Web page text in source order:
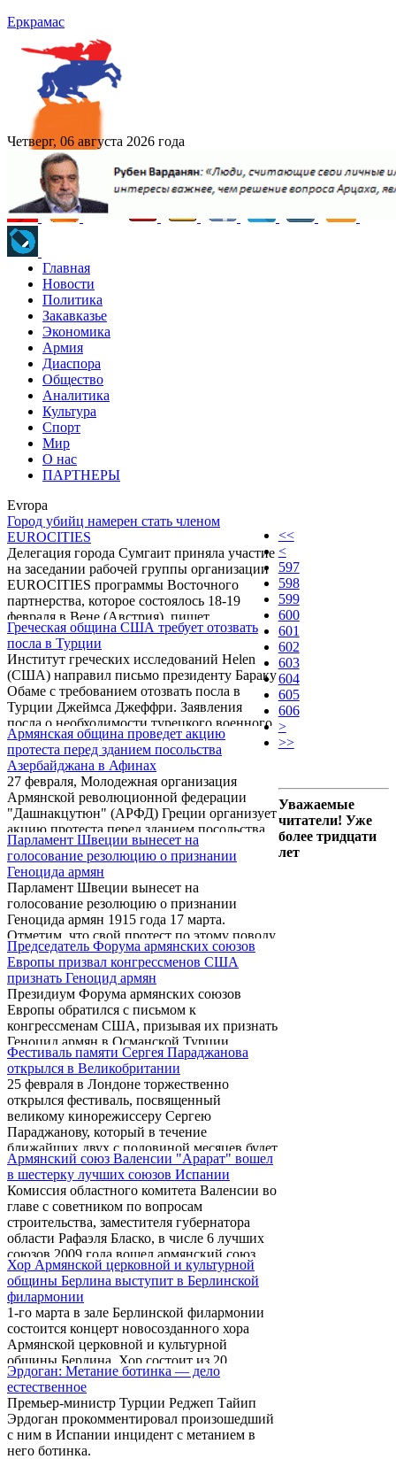
Еркрамас
Четверг, 06 августа 2026 года
Главная
Новости
Политика
Закавказье
Экономика
Армия
Диаспора
Общество
Аналитика
Культура
Спорт
Мир
О нас
ПАРТНЕРЫ
Evropa
Город убийц намерен стать членом
EUROCITIES
Делегация города Сумгаит приняла участие
на заседании рабочей группы организации
EUROCITIES программы Восточного
партнерства, которое состоялось 18-19
февраля в Вене (Австрия), пишет
азербайджанское издание «АПА-
Экономикс».
Греческая община США требует отозвать
посла в Турции
Институт греческих исследований Helen
(США) направил письмо президенту Бараку
Обаме с требованием отозвать посла в
Турции Джеймса Джеффри. Заявления
посла о необходимости турецкого военного
присутствия на Кипре были обсуждены на
заседании комиссии Сената по
иностранным делам. Сенатор Роберт
Менендез, который является проводником
армянских и греческих интересов, отметив,
что 40 тысяч турецких военнослужащих
оккупировали Кипр, спросил госсекретаря
США Хиллари Клинтон: “Посол США в
Турции Джеймс Джеффри ...
Армянская община проведет акцию
протеста перед зданием посольства
Азербайджана в Афинах
27 февраля, Молодежная организация
Армянской революционной федерации
"Дашнакцутюн" (АРФД) Греции организует
акцию протеста перед зданием посольства
Азербайджана в Афинах.
Парламент Швеции вынесет на
голосование резолюцию о признании
Геноцида армян
Парламент Швеции вынесет на
голосование резолюцию о признании
Геноцида армян 1915 года 17 марта.
Отметим, что свой протест по этому поводу
выразили азербайджанские организации
Швеции. Они направили письмо протеста
председателю оппозиционной Социал-
демократической партии Моне Салин с 5
тысячами подписей.
Председатель Форума армянских союзов
Европы призвал конгрессменов США
признать Геноцид армян
Президиум Форума армянских союзов
Европы обратился с письмом к
конгрессменам США, призывая их признать
Геноцид армян в Османской Турции.
Фестиваль памяти Сергея Параджанова
открылся в Великобритании
25 февраля в Лондоне торжественно
открылся фестиваль, посвященный
великому кинорежиссеру Сергею
Параджанову, который в течение
ближайших двух с половиной месяцев будет
знакомить британцев с многогранным
творчеством создателя "Цвета граната",
передает РИА Новости.
Армянский союз Валенсии "Арарат" вошел
в шестерку лучших союзов Испании
Комиссия областного комитета Валенсии во
главе с советником по вопросам
строительства, заместителя губернатора
области Рафаэля Бласко, в числе 6 лучших
союзов 2009 года вошел армянский союз
Испании "Арарат". В связи с этим, в рамках
ежегодного вручения премии, была
включена церемония награждения
игрушками воспитанников действующей
под патронажем союза армянской
воскресной школы, которую взял на себя
фонд "BANCAJAYI GAVATH" ("COPA
BANCAJA") футбольного клуба
"Валенсия". Вместе с тем была принята
договоренность ...
Хор Армянской церковной и культурной
общины Берлина выступит в Берлинской
филармонии
1-го марта в зале Берлинской филармонии
состоится концерт новосозданного хора
Армянской церковной и культурной
общины Берлина. Хор состоит из 20
человек.
Эрдоган: Метание ботинка — дело
естественное
Премьер-министр Турции Реджеп Тайип
Эрдоган прокомментировал произошедший
с ним в Испании инцидент с метанием в
него ботинка.
<<
<
597
598
599
600
601
602
603
604
605
606
>
>>
Уважаемые
читатели! Уже
более тридцати
лет